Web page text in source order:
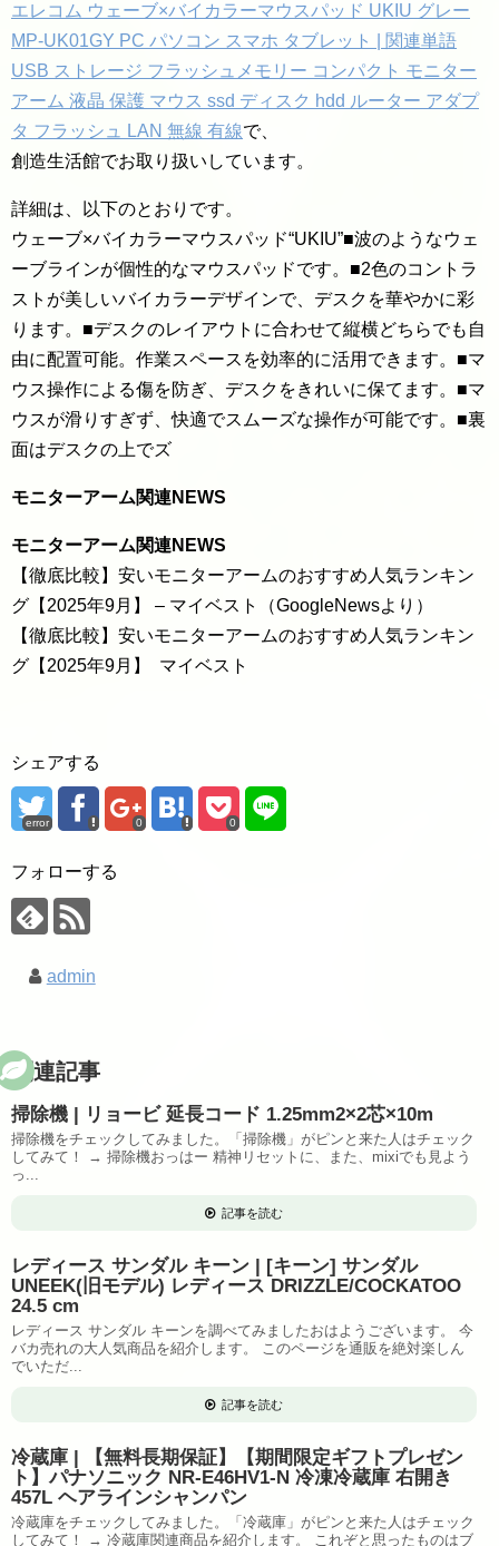
エレコム ウェーブ×バイカラーマウスパッド UKIU グレー
MP-UK01GY PC パソコン スマホ タブレット | 関連単語
USB ストレージ フラッシュメモリー コンパクト モニター
アーム 液晶 保護 マウス ssd ディスク hdd ルーター アダプ
タ フラッシュ LAN 無線 有線で、
創造生活館でお取り扱いしています。
詳細は、以下のとおりです。
ウェーブ×バイカラーマウスパッド“UKIU”■波のようなウェ
ーブラインが個性的なマウスパッドです。■2色のコントラ
ストが美しいバイカラーデザインで、デスクを華やかに彩
ります。■デスクのレイアウトに合わせて縦横どちらでも自
由に配置可能。作業スペースを効率的に活用できます。■マ
ウス操作による傷を防ぎ、デスクをきれいに保てます。■マ
ウスが滑りすぎず、快適でスムーズな操作が可能です。■裏
面はデスクの上でズ
モニターアーム関連NEWS
モニターアーム関連NEWS
【徹底比較】安いモニターアームのおすすめ人気ランキン
グ【2025年9月】 – マイベスト（GoogleNewsより）
【徹底比較】安いモニターアームのおすすめ人気ランキン
グ【2025年9月】 マイベスト
シェアする
error 0 0
フォローする
admin
関連記事
掃除機 | リョービ 延長コード 1.25mm2×2芯×10m
掃除機をチェックしてみました。「掃除機」がピンと来た人はチェック
してみて！ → 掃除機おっはー 精神リセットに、また、mixiでも見よう
っ...
記事を読む
レディース サンダル キーン | [キーン] サンダル
UNEEK(旧モデル) レディース DRIZZLE/COCKATOO
24.5 cm
レディース サンダル キーンを調べてみましたおはようございます。 今
バカ売れの大人気商品を紹介します。 このページを通販を絶対楽しん
でいただ...
記事を読む
冷蔵庫 | 【無料長期保証】【期間限定ギフトプレゼン
ト】パナソニック NR-E46HV1-N 冷凍冷蔵庫 右開き
457L ヘアラインシャンパン
冷蔵庫をチェックしてみました。「冷蔵庫」がピンと来た人はチェック
してみて！ → 冷蔵庫関連商品を紹介します。 これぞと思ったものはブ